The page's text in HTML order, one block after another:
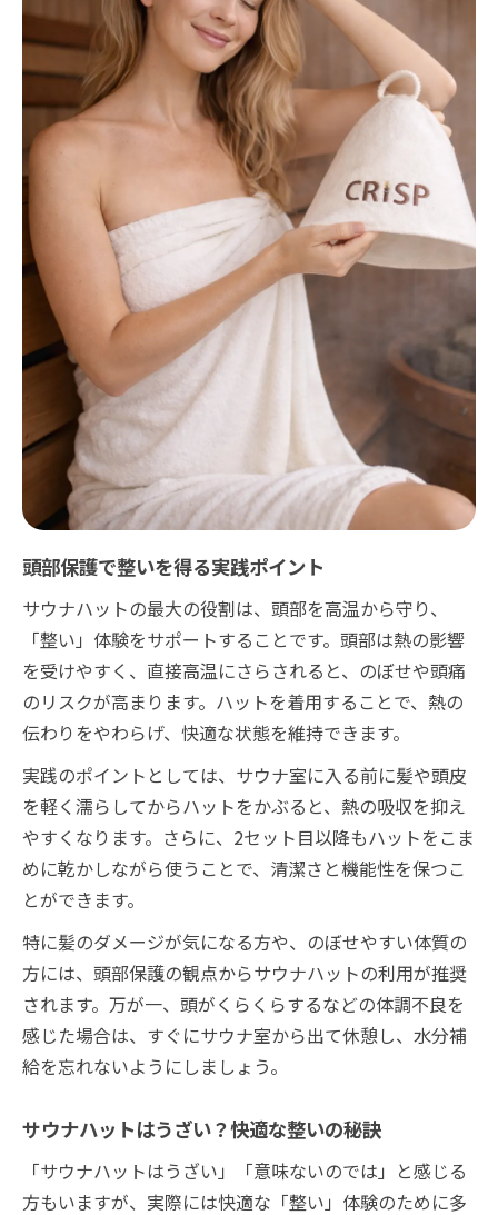
頭部保護で整いを得る実践ポイント
サウナハットの最大の役割は、頭部を高温から守り、
「整い」体験をサポートすることです。頭部は熱の影響
を受けやすく、直接高温にさらされると、のぼせや頭痛
のリスクが高まります。ハットを着用することで、熱の
伝わりをやわらげ、快適な状態を維持できます。
実践のポイントとしては、サウナ室に入る前に髪や頭皮
を軽く濡らしてからハットをかぶると、熱の吸収を抑え
やすくなります。さらに、2セット目以降もハットをこま
めに乾かしながら使うことで、清潔さと機能性を保つこ
とができます。
特に髪のダメージが気になる方や、のぼせやすい体質の
方には、頭部保護の観点からサウナハットの利用が推奨
されます。万が一、頭がくらくらするなどの体調不良を
感じた場合は、すぐにサウナ室から出て休憩し、水分補
給を忘れないようにしましょう。
サウナハットはうざい？快適な整いの秘訣
「サウナハットはうざい」「意味ないのでは」と感じる
方もいますが、実際には快適な「整い」体験のために多